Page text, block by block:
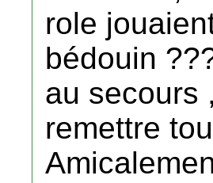
role
bédouin
au secours
remettre